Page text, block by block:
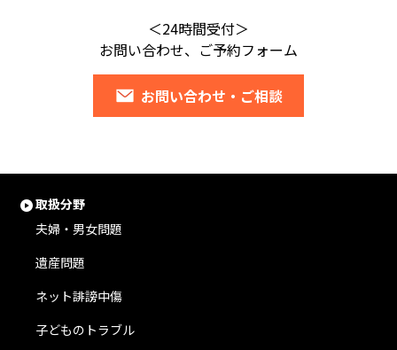
＜24時間受付＞
お問い合わせ、ご予約フォーム
お問い合わせ・ご相談
取扱分野
夫婦・男女問題
遺産問題
ネット誹謗中傷
子どものトラブル